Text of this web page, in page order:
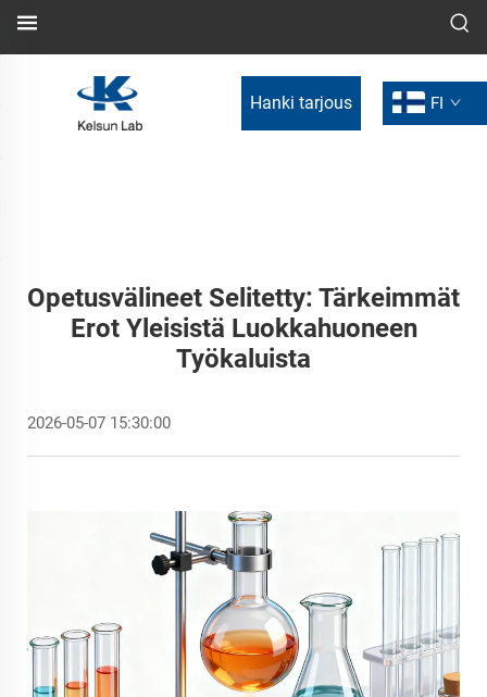
Hanki tarjous FI
Opetusvälineet Selitetty: Tärkeimmät
Erot Yleisistä Luokkahuoneen
Työkaluista
2026-05-07 15:30:00